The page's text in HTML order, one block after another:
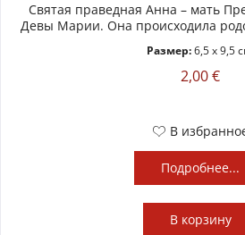
Святая праведная Анна – мать
Девы Марии. Она происходила
Размер:6,5 x 9,5
2,00 €
В
Подробнее...
В корзину